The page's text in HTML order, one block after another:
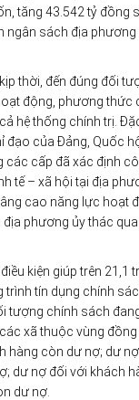
tăng 43.542 tỷ đồng
ngân sách địa
thời, đến đúng đối
động, phương thức
hệ thống chính trị.
của Đảng, Quốc
cấp đã xác định
tế – xã hội tại địa
cao năng lực
phương ủy thác
kiện giúp trên
tín dụng chính
tượng chính sách
xã thuộc vùng
còn dư nợ; dư
dư nợ đối với khách
dư nợ.